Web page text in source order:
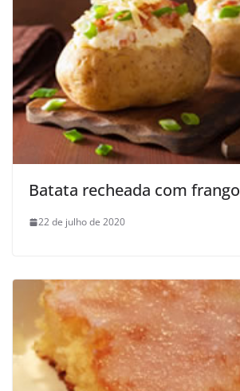
Batata recheada com frango
22 de julho de 2020